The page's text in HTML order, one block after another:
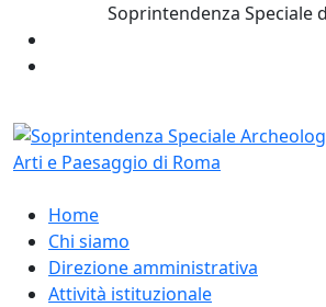
Soprintendenza Speciale
Home
Chi siamo
Direzione amministrativa
Attività istituzionale